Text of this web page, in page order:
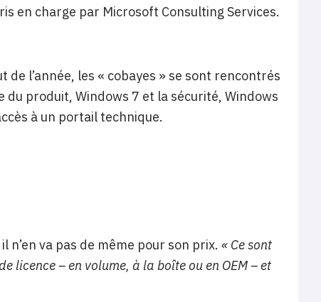
en charge par Microsoft Consulting Services.
de l’année, les « cobayes » se sont rencontrés
produit, Windows 7 et la sécurité, Windows
à un portail technique.
va pas de même pour son prix. « Ce sont
licence – en volume, à la boîte ou en OEM – et